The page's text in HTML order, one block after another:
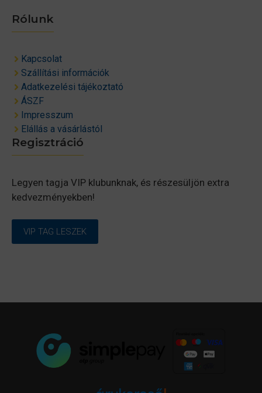
Rólunk
Kapcsolat
Szállítási információk
Adatkezelési tájékoztató
ÁSZF
Impresszum
Elállás a vásárlástól
Regisztráció
Legyen tagja VIP klubunknak, és részesüljön extra
kedvezményekben!
VIP TAG LESZEK